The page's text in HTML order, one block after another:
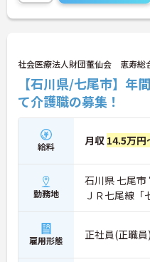
社会医療法人財団董仙会 恵寿総
【石川県/七尾市】
て介護職の募集！
給料 月収 14.5万円
勤務地
石川県 七尾市
ＪＲ七尾線「
雇用形態 正社員(正職員)